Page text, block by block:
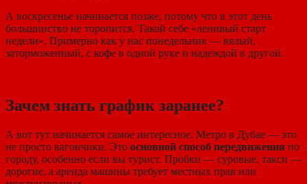
А воскресенье начинается позже, потому что в этот день
большинство не торопится. Такой себе «ленивый старт
недели». Примерно как у нас понедельник — вялый,
заторможенный, с кофе в одной руке и надеждой в другой.
Зачем знать график заранее?
А вот тут начинается самое интересное. Метро в Дубае — это
не просто вагончики. Это основной способ передвижения по
городу, особенно если вы турист. Пробки — суровые, такси —
дорогие, а аренда машины требует местных прав или